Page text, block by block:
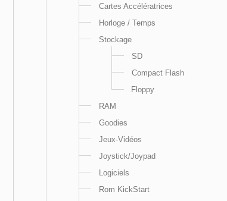
Cartes Accélératrices
Horloge / Temps
Stockage
SD
Compact Flash
Floppy
RAM
Goodies
Jeux-Vidéos
Joystick/Joypad
Logiciels
Rom KickStart